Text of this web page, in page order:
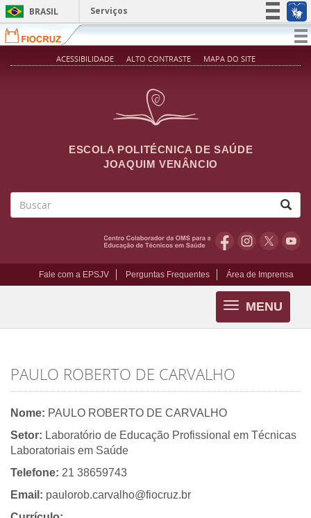
Pular para o conteúdo principal
BRASIL
Serviços
Simplifique!
Participe
ACESSIBILIDADE ALTO CONTRASTE MAPA DO SITE
ESCOLA POLITÉCNICA DE SAÚDE
JOAQUIM VENÂNCIO
Fale com a EPSJV Perguntas Frequentes Área de Imprensa
MENU
Toggle
navigation
PAULO ROBERTO DE CARVALHO
Nome: PAULO ROBERTO DE CARVALHO
Setor: Laboratório de Educação Profissional em Técnicas
Laboratoriais em Saúde
Telefone: 21 38659743
Email: paulorob.carvalho@fiocruz.br